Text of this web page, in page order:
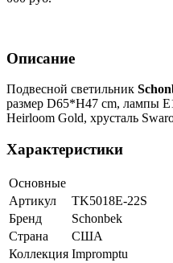
Описание
Подвесной светильник
размер D65*H47 cm, лампы
Heirloom Gold, хрусталь
Характеристики
Основные
Артикул
TK5018E-22S
Бренд
Schonbek
Страна
США
Коллекция Impromptu